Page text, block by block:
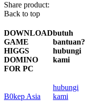
Share product:
Back to top
DOWNLOAD
GAME
HIGGS
DOMINO
FOR PC
B0kep Asia
butuh
bantuan?
hubungi
kami
hubungi
kami